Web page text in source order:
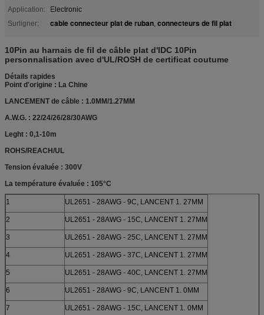
Application:
Electronic
Surligner:
cable connecteur plat de ruban, connecteurs de fil plat
10Pin au harnais de fil de câble plat d'IDC 10Pin
personnalisation avec d'UL/ROSH de certificat coutume
Détails rapides
Point d'origine : La Chine
LANCEMENT de câble : 1.0MM/1.27MM
A.W.G. : 22/24/26/28/30AWG
Leght : 0,1-10m
ROHS/REACH/UL
Tension évaluée : 300V
La température évaluée : 105°C
1 UL2651 - 28AWG - 9C, LANCENT 1. 27MM
2 UL2651 - 28AWG - 15C, LANCENT 1. 27MM
3 UL2651 - 28AWG - 25C, LANCENT 1. 27MM
4 UL2651 - 28AWG - 37C, LANCENT 1. 27MM
5 UL2651 - 28AWG - 40C, LANCENT 1. 27MM
6 UL2651 - 28AWG - 9C, LANCENT 1. 0MM
7 UL2651 - 28AWG - 15C, LANCENT 1. 0MM